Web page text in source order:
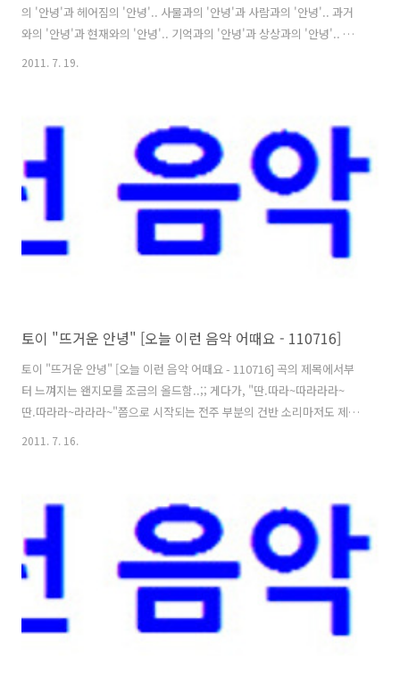
의 '안녕'과 헤어짐의 '안녕'.. 사물과의 '안녕'과 사람과의 '안녕'.. 과거
와의 '안녕'과 현재와의 '안녕'.. 기억과의 '안녕'과 상상과의 '안녕'.. 담
담한 '안녕'과, 사랑이 밑바탕에 깔린 '안녕'과, 미움이 밑바탕에 깔린 '안
절할만한 곡들이 어떤 게 있을까 하다가 떠올린 노래가 산울림의 '안
녕'이었습니다. 그러면서 함께 떠올려진 곡이 또한, 신해철의 '안녕'이었
는데요. 그래서 이번 글은 이..
2011. 7. 19.
토이 "뜨거운 안녕" [오늘 이런 음악 어때요 - 110716]
토이 "뜨거운 안녕" [오늘 이런 음악 어때요 - 110716] 곡의 제목에서부
터 느껴지는 왠지모를 조금의 올드함..;; 게다가, "딴.따라~따라라라~
딴.따라라~라라라~"쯤으로 시작되는 전주 부분의 건반 소리마저도 제법
은 아니었으니.. 노래를 다 듣고보면, 곡 전체에서 풍겨나왔던 풍성한 소
리가 주는 웅장함 같은 느낌도 받으실 수 있을 것 같고요. 무엇보다, 곡이
전하는 전체적인 기운 자체가.. 슬프고 힘든 이별 상황을 담은..
2011. 7. 16.